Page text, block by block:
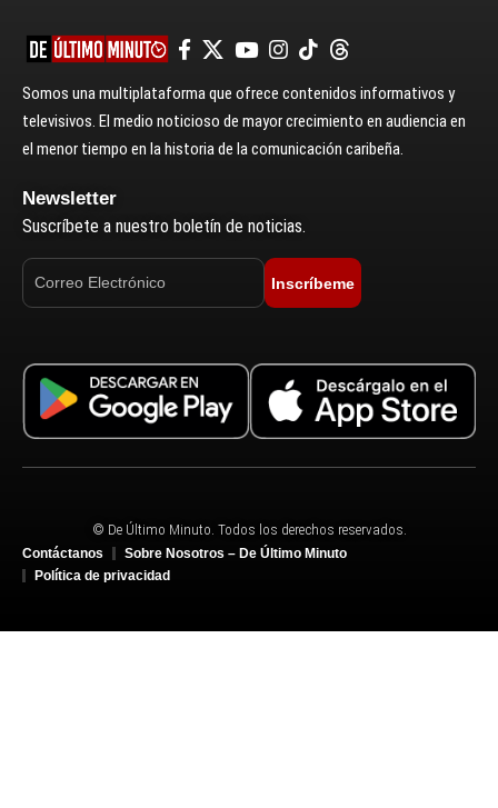
Somos una multiplataforma que ofrece contenidos informativos y
televisivos. El medio noticioso de mayor crecimiento en audiencia en
el menor tiempo en la historia de la comunicación caribeña.
Newsletter
Suscríbete a nuestro boletín de noticias.
Inscríbeme
© De Último Minuto. Todos los derechos reservados.
Contáctanos
Sobre Nosotros – De Último Minuto
Política de privacidad